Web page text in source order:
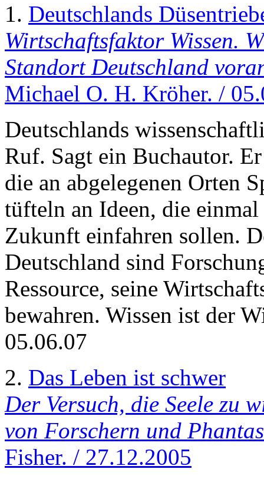
1. Deutschlands
Wirtschaftsfaktor Wissen.
Standort Deutschland
Michael O. H. Kröher. /
Deutschlands
Ruf. Sagt ein Buchautor.
die an abgelegenen Orten
tüfteln an Ideen, die
Zukunft einfahren sollen.
Deutschland sind
Ressource, seine
bewahren. Wissen ist der
05.06.07
2. Das Leben ist schwer
Der Versuch, die Seele zu
von Forschern und
Fisher. / 27.12.2005